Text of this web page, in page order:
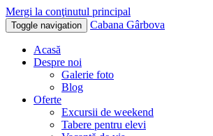
Mergi la conţinutul principal
Toggle navigation Cabana Gârbova
Acasă
Despre noi
Galerie foto
Blog
Oferte
Excursii de weekend
Tabere pentru elevi